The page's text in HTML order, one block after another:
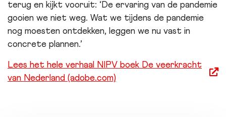
terug en kijkt vooruit: ‘De ervaring van de pandemie
gooien we niet weg. Wat we tijdens de pandemie
nog moesten ontdekken, leggen we nu vast in
concrete plannen.’
Lees het hele verhaal NIPV boek De veerkracht
van Nederland (adobe.com)
opent